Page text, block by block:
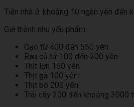
Tiền nhà ở: khoảng 10 ngàn yên đến
Giá thành nhu yếu phẩm:
Gạo từ 400 đến 550 yên
Rau củ từ 100 đến 200 yên
Thịt lợn 150 yên
Thịt gà 100 yên
Thịt bò 200 yên
Trái cây 200 đến khoảng 3000